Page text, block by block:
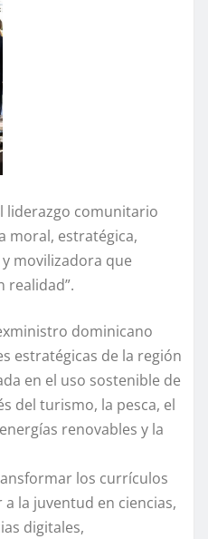
liderazgo comunitario
moral, estratégica,
movilizadora que
realidad”.
dominicano
estratégicas de la región
en el uso sostenible de
del turismo, la pesca, el
renovables y la
los currículos
la juventud en ciencias,
digitales,